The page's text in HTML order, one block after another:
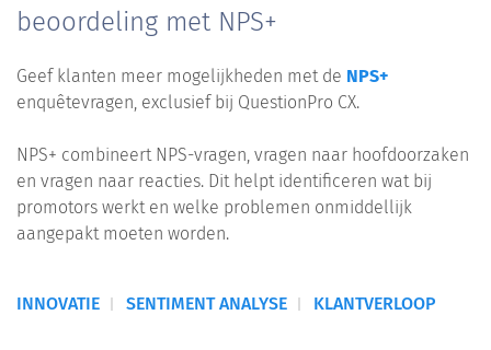
beoordeling met NPS+
Geef klanten meer mogelijkheden met de NPS+
enquêtevragen, exclusief bij QuestionPro CX.
NPS+ combineert NPS-vragen, vragen naar hoofdoorzaken
en vragen naar reacties. Dit helpt identificeren wat bij
promotors werkt en welke problemen onmiddellijk
aangepakt moeten worden.
INNOVATIE SENTIMENT ANALYSE KLANTVERLOOP